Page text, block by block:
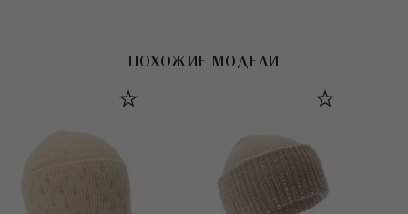
ПОХОЖИЕ МОДЕЛИ